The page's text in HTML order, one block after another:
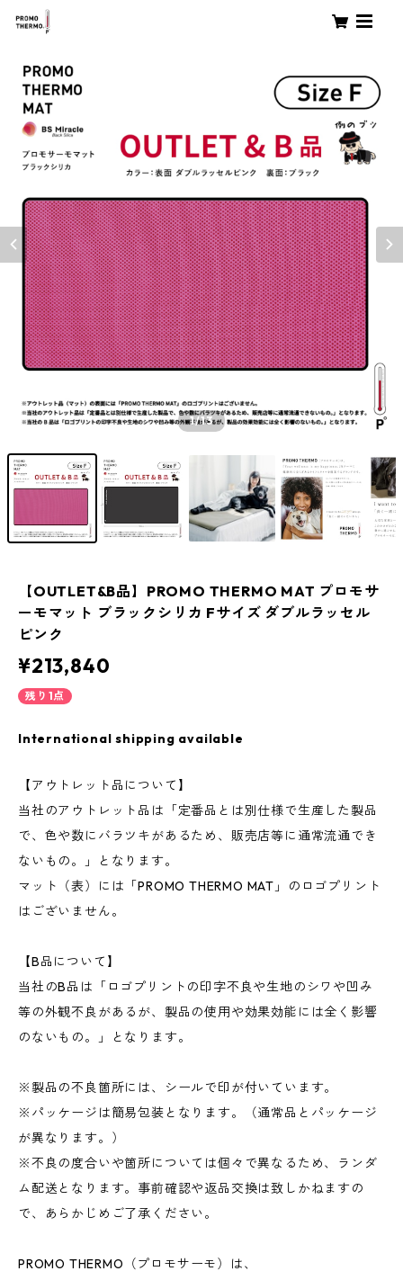
1/13
【OUTLET&B品】PROMO THERMO MAT プロモサ
ーモマット ブラックシリカ Fサイズ ダブルラッセル
ピンク
¥213,840
残り1点
International shipping available
【アウトレット品について】
当社のアウトレット品は「定番品とは別仕様で生産した製品
で、色や数にバラツキがあるため、販売店等に通常流通でき
ないもの。」となります。
マット（表）には「PROMO THERMO MAT」のロゴプリント
はございません。
【B品について】
当社のB品は「ロゴプリントの印字不良や生地のシワや凹み
等の外観不良があるが、製品の使用や効果効能には全く影響
のないもの。」となります。
※製品の不良箇所には、シールで印が付いています。
※パッケージは簡易包装となります。（通常品とパッケージ
が異なります。）
※不良の度合いや箇所については個々で異なるため、ランダ
ム配送となります。事前確認や返品交換は致しかねますの
で、あらかじめご了承ください。
PROMO THERMO（プロモサーモ）は、